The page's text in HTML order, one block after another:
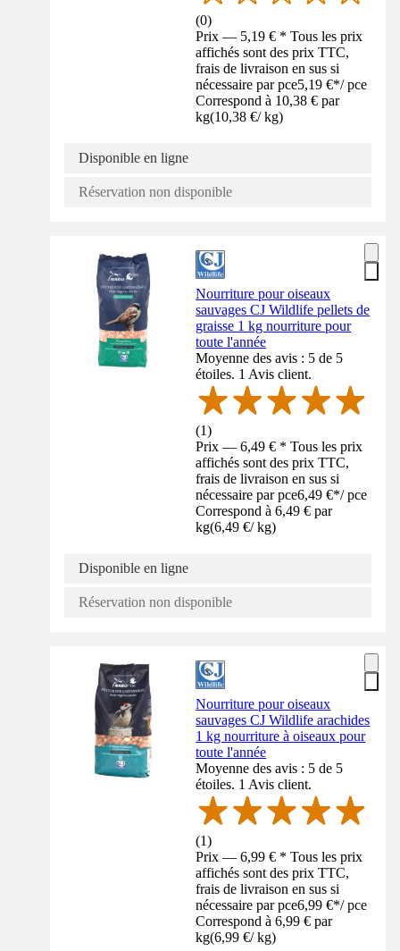
(0)
Prix — 5,19 € * Tous les prix
affichés sont des prix TTC,
frais de livraison en sus si
nécessaire par pce5,19 €*/ pce
Correspond à 10,38 € par
kg(10,38 €/ kg)
Disponible en ligne
Réservation non disponible
Nourriture pour oiseaux
sauvages CJ Wildlife pellets de
graisse 1 kg nourriture pour
toute l'année
Moyenne des avis : 5 de 5
étoiles. 1 Avis client.
(1)
Prix — 6,49 € * Tous les prix
affichés sont des prix TTC,
frais de livraison en sus si
nécessaire par pce6,49 €*/ pce
Correspond à 6,49 € par
kg(6,49 €/ kg)
Disponible en ligne
Réservation non disponible
Nourriture pour oiseaux
sauvages CJ Wildlife arachides
1 kg nourriture à oiseaux pour
toute l'année
Moyenne des avis : 5 de 5
étoiles. 1 Avis client.
(1)
Prix — 6,99 € * Tous les prix
affichés sont des prix TTC,
frais de livraison en sus si
nécessaire par pce6,99 €*/ pce
Correspond à 6,99 € par
kg(6,99 €/ kg)